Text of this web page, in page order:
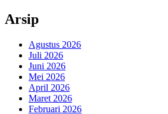
Arsip
Agustus 2026
Juli 2026
Juni 2026
Mei 2026
April 2026
Maret 2026
Februari 2026